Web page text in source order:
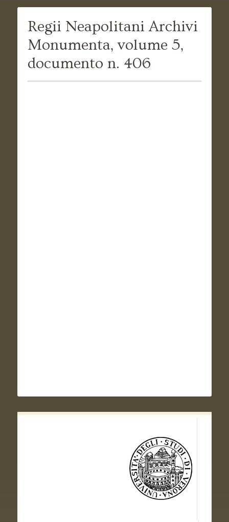
Regii Neapolitani Archivi
Monumenta, volume 5,
documento n. 406